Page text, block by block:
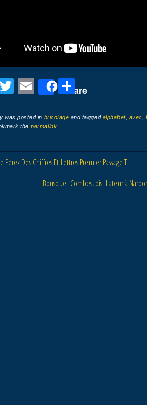
T
tt
er
E
ail
Share
P
ta
er
was posted in bricolage and tagged alphabet, avec ,
thepermalink
Perez Des Chiffres Et Lettres Premier Passage T L
Bousquet-Combes, distillateur à